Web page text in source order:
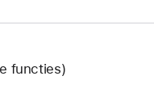
functies)